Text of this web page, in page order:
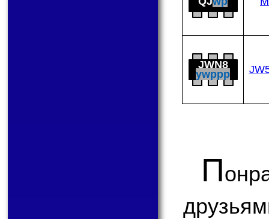
JWN8
ywppp
П